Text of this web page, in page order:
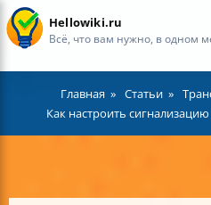
Hellowiki.ru
Всё, что вам нужно, в одном
Главная Статьи
Как настроить